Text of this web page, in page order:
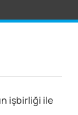
işbirliği ile